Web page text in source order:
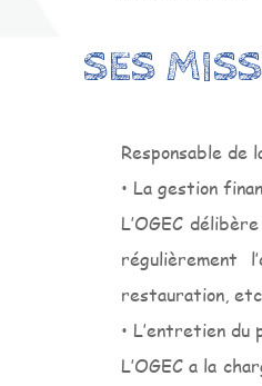
SES
Responsable de
• La gestion
L’OGEC
régulièrement
restauration,
• L’entretien
L’OGEC a la